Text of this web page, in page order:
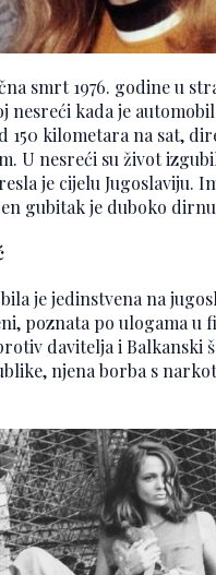
smrt 1976. godine u
nesreći kada je
150 kilometara na sat,
U nesreći su život
je cijelu Jugoslaviju.
gubitak je duboko
bila je jedinstvena na
poznata po ulogama u
davitelja i Balkanski
njena borba s